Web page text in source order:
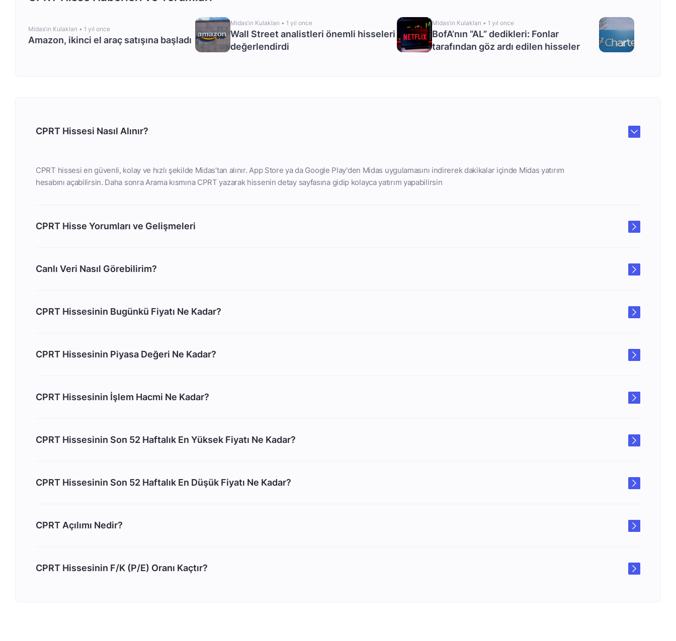
Midas’ın Kulakları • 1 yıl once
Amazon, ikinci el araç satışına başladı
Midas’ın Kulakları • 1 yıl once
Wall Street analistleri önemli hisseleri
değerlendirdi
Midas’ın Kulakları • 1 yıl once
BofA’nın “AL” dedikleri: Fonlar
tarafından göz ardı edilen hisseler
CPRT Hissesi Nasıl Alınır?
CPRT hissesi en güvenli, kolay ve hızlı şekilde Midas’tan alınır. App Store ya da Google Play'den Midas uygulamasını indirerek dakikalar içinde Midas yatırım
hesabını açabilirsin. Daha sonra Arama kısmına CPRT yazarak hissenin detay sayfasına gidip kolayca yatırım yapabilirsin
CPRT Hisse Yorumları ve Gelişmeleri
Canlı Veri Nasıl Görebilirim?
CPRT Hissesinin Bugünkü Fiyatı Ne Kadar?
CPRT Hissesinin Piyasa Değeri Ne Kadar?
CPRT Hissesinin İşlem Hacmi Ne Kadar?
CPRT Hissesinin Son 52 Haftalık En Yüksek Fiyatı Ne Kadar?
CPRT Hissesinin Son 52 Haftalık En Düşük Fiyatı Ne Kadar?
CPRT Açılımı Nedir?
CPRT Hissesinin F/K (P/E) Oranı Kaçtır?